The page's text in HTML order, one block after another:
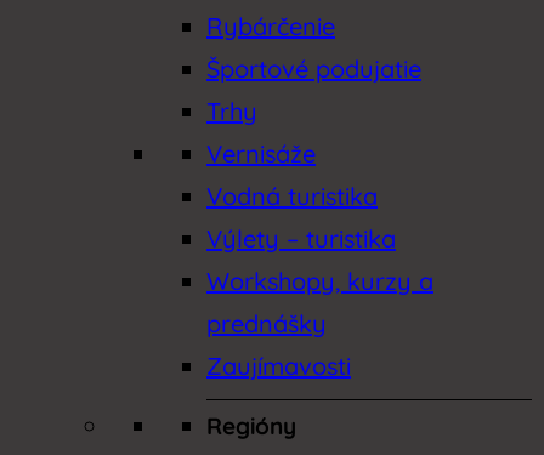
Rybárčenie
Športové podujatie
Trhy
Vernisáže
Vodná turistika
Výlety – turistika
Workshopy, kurzy a
prednášky
Zaujímavosti
Regióny